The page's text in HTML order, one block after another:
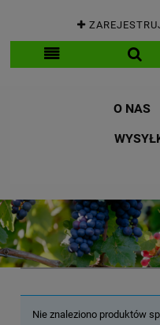
O NAS
Nie znaleziono produktów